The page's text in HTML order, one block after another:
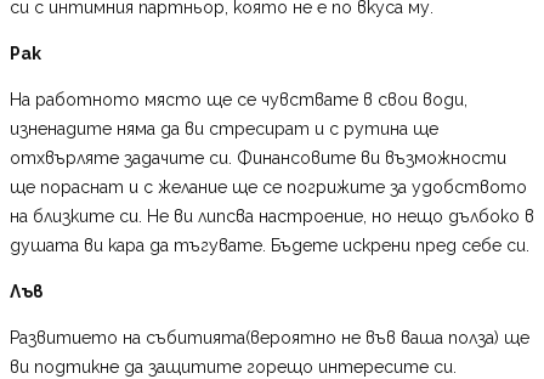
си с интимния партньор, която не е по вкуса му.
Рак
На работното място ще се чувствате в свои води,
изненадите няма да ви стресират и с рутина ще
отхвърляте задачите си. Финансовите ви възможности
ще пораснат и с желание ще се погрижите за удобството
на близките си. Не ви липсва настроение, но нещо дълбоко в
душата ви кара да тъгувате. Бъдете искрени пред себе си.
Лъв
Развитието на събитията(вероятно не във ваша полза) ще
ви подтикне да защитите горещо интересите си.